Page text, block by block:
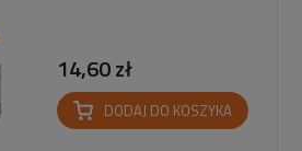
14,60 zł
DODAJ DO KOSZYKA